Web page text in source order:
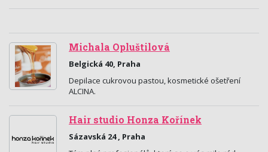
Michala Opluštilová
Belgická 40, Praha
Depilace cukrovou pastou, kosmetické ošetření
ALCINA.
Hair studio Honza Kořínek
Sázavská 24 , Praha